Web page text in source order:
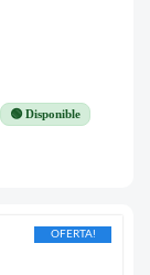
🟢 Disponible
OFERTA!